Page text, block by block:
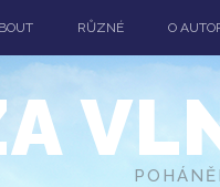
RŮZNÉ O